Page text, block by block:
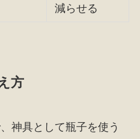
減らせる
方
神具として瓶子を使う